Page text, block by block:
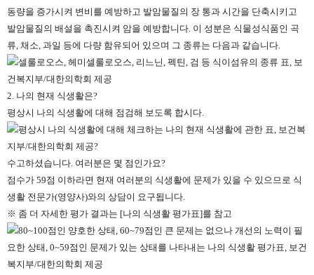
동량을 증가시켜 변비를 예방하고 발암물질의 장 통과 시간을 단축시키고
발암물질의 배설을 촉진시켜 암을 예방합니다. 이 성분은 식물성식품인 곡
류, 채소, 과일 등에 다량 함유되어 있으며 그 종류는 다음과 같습니다.
2. 나의 현재 식생활은?
평상시 나의 식생활에 대해 점검해 보도록 합시다.
수고하셨습니다. 여러분은 몇 점인가요?
점수가 59점 이하라면 현재 여러분의 식생활에 문제가 있을 수 있으므로 식
생활 전문가(영양사)와의 상담이 요구됩니다.
※ 좀 더 자세한 평가 결과는 [나의 식생활 평가표]를 참고